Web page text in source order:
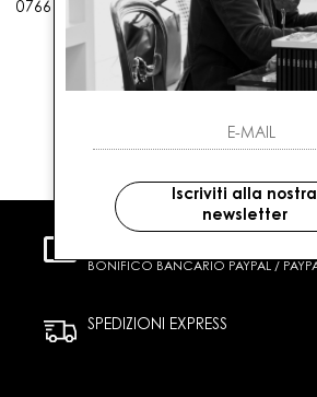
0766 25656
CARTA DI
BONIFICO BANCARIO PAYPAL /
SPEDIZIONI EXPRESS
Iscriviti alla nostra
newsletter